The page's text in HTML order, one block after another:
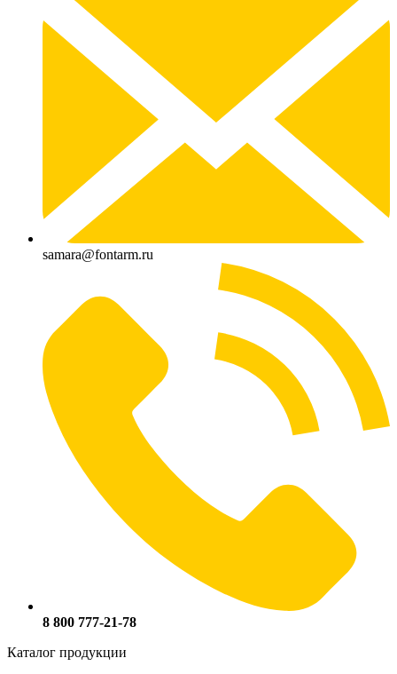
samara@fontarm.ru
8 800 777-21-78
Каталог продукции